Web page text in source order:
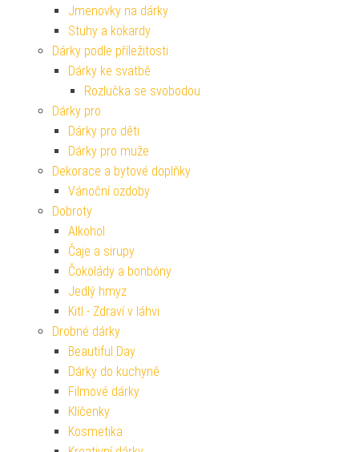
Jmenovky na dárky
Stuhy a kokardy
Dárky podle příležitosti
Dárky ke svatbě
Rozlučka se svobodou
Dárky pro
Dárky pro děti
Dárky pro muže
Dekorace a bytové doplňky
Vánoční ozdoby
Dobroty
Alkohol
Čaje a sirupy
Čokolády a bonbóny
Jedlý hmyz
Kitl - Zdraví v láhvi
Drobné dárky
Beautiful Day
Dárky do kuchyně
Filmové dárky
Klíčenky
Kosmetika